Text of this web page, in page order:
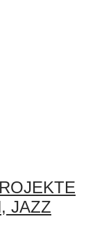
JAZZ